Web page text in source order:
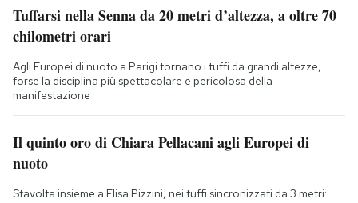
Tuffarsi nella Senna da 20 metri d’altezza, a oltre 70
chilometri orari
Agli Europei di nuoto a Parigi tornano i tuffi da grandi altezze,
forse la disciplina più spettacolare e pericolosa della
manifestazione
Il quinto oro di Chiara Pellacani agli Europei di
nuoto
Stavolta insieme a Elisa Pizzini, nei tuffi sincronizzati da 3 metri: